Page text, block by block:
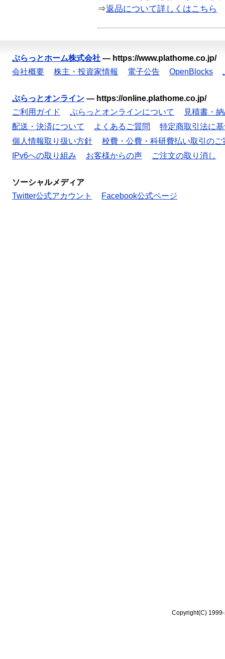
⇒返品について詳しくはこちら
ぷらっとホーム株式会社 — https://www.plathome.co.jp/
会社概要
株主・投資家情報 電子公告 OpenBlocks
ぷらっとオンライン — https://online.plathome.co.jp/
ご利用ガイド
ぷらっとオンラインについて
見積書・
配送・決済について
よくあるご質問
特定商取引法に
個人情報取り扱い方針
校費・公費・科研費払い取引のご
IPv6への取り組み
お客様からの声 ご注文の取り消し
ソーシャルメディア
Twitter公式アカウント
Facebook公式ページ
Copyright(C)